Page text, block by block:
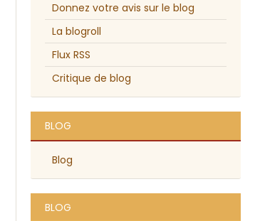
Donnez votre avis sur le blog
La blogroll
Flux RSS
Critique de blog
BLOG
Blog
BLOG